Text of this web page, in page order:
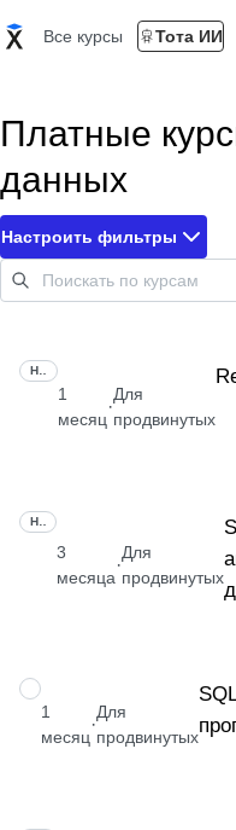
Все курсы Тота ИИ
Платные
данных
Настроить фильтры
1
месяц
·
Для
продвинутых
3
месяца
·
Для
продвинутых
НАВЫК
1
месяц
·
Для
продвинутых